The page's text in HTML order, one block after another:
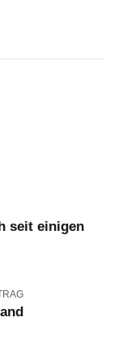
seit einigen